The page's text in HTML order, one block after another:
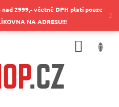
2999,- včetně DPH platí pouze
NA ADRESU!!!